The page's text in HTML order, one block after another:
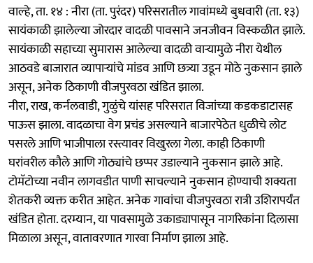
वाल्हे, ता. १४ : नीरा (ता. पुरंदर) परिसरातील गावांमध्ये बुधवारी (ता. १३)
सायंकाळी झालेल्या जोरदार वादळी पावसाने जनजीवन विस्कळीत झाले.
सायंकाळी सहाच्या सुमारास आलेल्या वादळी वाऱ्यामुळे नीरा येथील
आठवडे बाजारात व्यापाऱ्यांचे मांडव आणि छत्र्या उडून मोठे नुकसान झाले
असून, अनेक ठिकाणी वीजपुरवठा खंडित झाला.
नीरा, राख, कर्नलवाडी, गुळुंचे यांसह परिसरात विजांच्या कडकडाटासह
पाऊस झाला. वादळाचा वेग प्रचंड असल्याने बाजारपेठेत धुळीचे लोट
पसरले आणि भाजीपाला रस्त्यावर विखुरला गेला. काही ठिकाणी
घरांवरील कौले आणि गोठ्यांचे छप्पर उडाल्याने नुकसान झाले आहे.
टोमॅटोच्या नवीन लागवडीत पाणी साचल्याने नुकसान होण्याची शक्यता
शेतकरी व्यक्त करीत आहेत. अनेक गावांचा वीजपुरवठा रात्री उशिरापर्यंत
खंडित होता. दरम्यान, या पावसामुळे उकाड्यापासून नागरिकांना दिलासा
मिळाला असून, वातावरणात गारवा निर्माण झाला आहे.